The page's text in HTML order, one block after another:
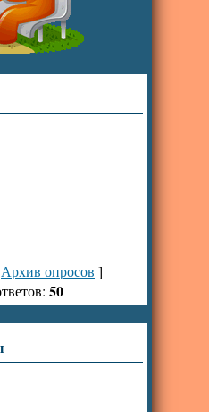
Архив опросов ]
50